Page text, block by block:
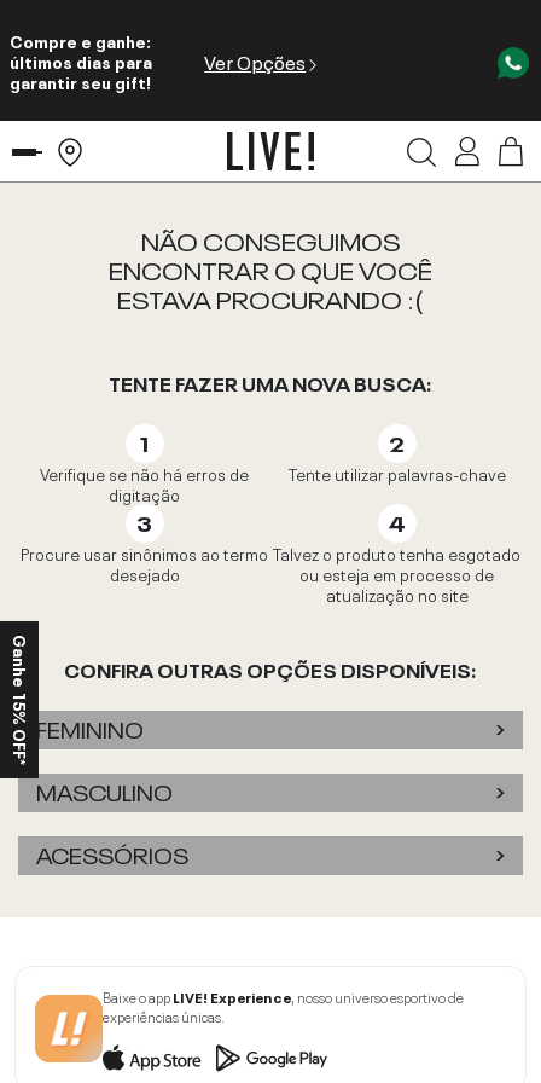
Compre e ganhe:
últimos dias para
garantir seu gift!
Ver Opções
NÃO CONSEGUIMOS
ENCONTRAR O QUE VOCÊ
ESTAVA PROCURANDO :(
TENTE FAZER UMA NOVA BUSCA:
Verifique se não há erros de
digitação
Tente utilizar palavras-chave
Procure usar sinônimos ao termo
desejado
Talvez o produto tenha esgotado
ou esteja em processo de
atualização no site
CONFIRA OUTRAS OPÇÕES DISPONÍVEIS:
FEMININO
MASCULINO
ACESSÓRIOS
Baixe o appLIVE! Experience, nosso universo esportivo de
experiências únicas.
Ganhe 15% OFF*